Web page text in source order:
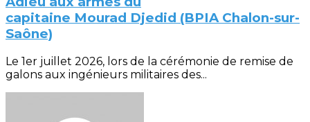
capitaine Mourad Djedid (BPIA Chalon-sur-
Saône)
Le 1er juillet 2026, lors de la cérémonie de remise de
galons aux ingénieurs militaires des...